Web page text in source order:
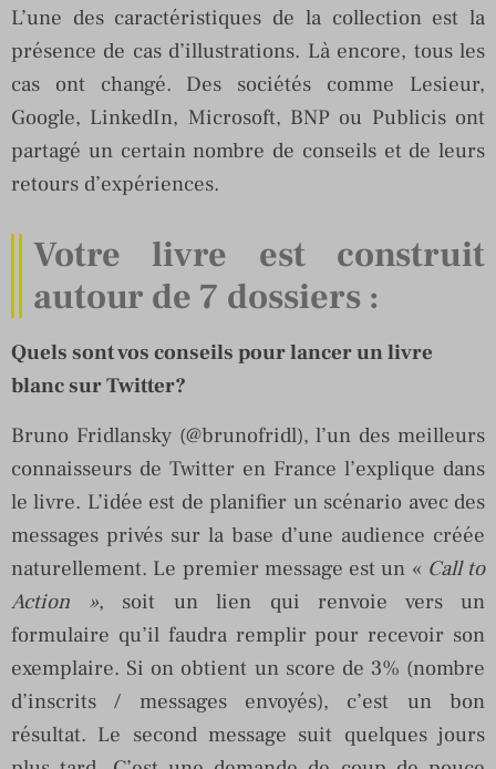
L’une des caractéristiques de la collection est la
présence de cas d’illustrations. Là encore, tous les
cas ont changé. Des sociétés comme Lesieur,
Google, LinkedIn, Microsoft, BNP ou Publicis ont
partagé un certain nombre de conseils et de leurs
retours d’expériences.
Votre livre est construit
autour de 7 dossiers :
Quels sont vos conseils pour lancer un livre
blanc sur Twitter?
Bruno Fridlansky (@brunofridl), l’un des meilleurs
connaisseurs de Twitter en France l’explique dans
le livre. L’idée est de planifier un scénario avec des
messages privés sur la base d’une audience créée
naturellement. Le premier message est un « Call to
Action », soit un lien qui renvoie vers un
formulaire qu’il faudra remplir pour recevoir son
exemplaire. Si on obtient un score de 3% (nombre
d’inscrits / messages envoyés), c’est un bon
résultat. Le second message suit quelques jours